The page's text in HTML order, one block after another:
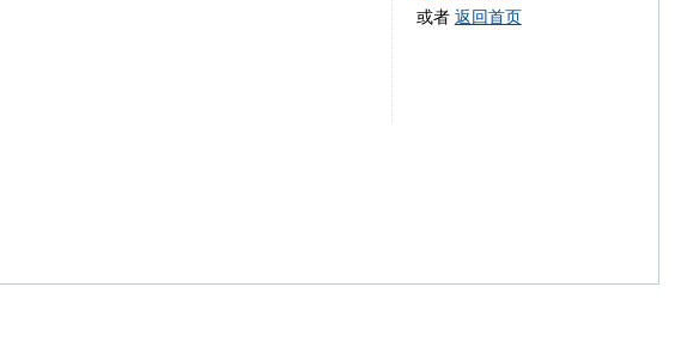
或者 返回首页